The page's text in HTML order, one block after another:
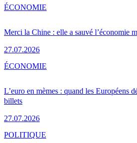
Merci la Chine : elle a sauvé l’économie
27.07.2026
ÉCONOMIE
L’euro en mèmes : quand les Européens
billets
27.07.2026
ÉCONOMIE
POLITIQUE